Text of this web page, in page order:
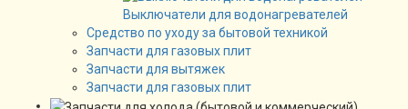
Выключатели для водонагревателей
Средство по уходу за бытовой техникой
Запчасти для газовых плит
Запчасти для вытяжек
Запчасти для газовых плит